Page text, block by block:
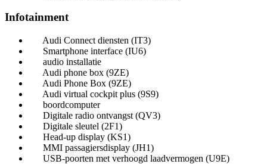
Infotainment
Audi Connect diensten (IT3)
Smartphone interface (IU6)
audio installatie
Audi phone box (9ZE)
Audi Phone Box (9ZE)
Audi virtual cockpit plus (9S9)
boordcomputer
Digitale radio ontvangst (QV3)
Digitale sleutel (2F1)
Head-up display (KS1)
MMI passagiersdisplay (JH1)
USB-poorten met verhoogd laadvermogen (U9E)